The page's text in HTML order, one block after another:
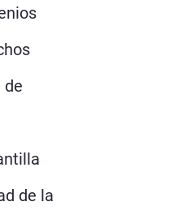
de
de la